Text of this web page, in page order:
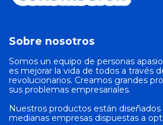
Sobre nosotros
Somos un equipo de personas
es mejorar la vida de todos a través
revolucionarios. Creamos grandes
sus problemas empresariales.
Nuestros productos están diseñados
medianas empresas dispuestas a